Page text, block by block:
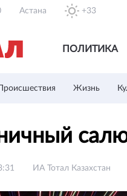
Астана +33
ПОЛИТИКА
Происшествия Жизнь
ИА Тотал Казахстан